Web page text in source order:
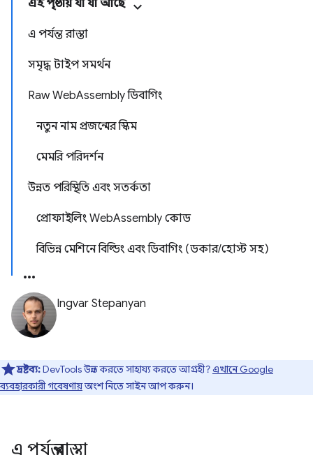
এই পৃষ্ঠায় যা যা আছে
এ পর্যন্ত রাস্তা
সমৃদ্ধ টাইপ সমর্থন
Raw WebAssembly ডিবাগিং
নতুন নাম প্রজন্মের স্কিম
মেমরি পরিদর্শন
উন্নত পরিস্থিতি এবং সতর্কতা
প্রোফাইলিং WebAssembly কোড
বিভিন্ন মেশিনে বিল্ডিং এবং ডিবাগিং (ডকার/হোস্ট সহ)
Ingvar Stepanyan
দ্রষ্টব্য:DevTools উন্নত করতে সাহায্য করতে আগ্রহী?এখানে Google
ব্যবহারকারী গবেষণায়অংশ নিতে সাইন আপ করুন।
এ পর্যন্ত রাস্তা